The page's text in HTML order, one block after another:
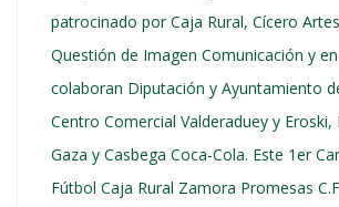
patrocinado por Caja Rural, Cícero
Questión de Imagen Comunicación y
colaboran Diputación y Ayuntamiento
Centro Comercial Valderaduey y Eroski,
Gaza y Casbega Coca-Cola. Este 1er
Fútbol Caja Rural Zamora Promesas